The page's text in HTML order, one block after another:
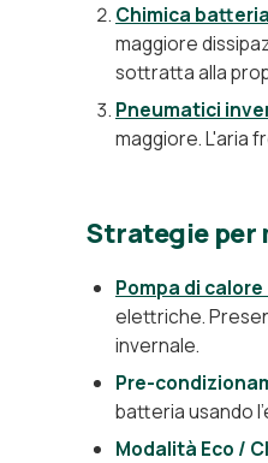
Chimica batteria
maggiore
sottratta alla
Pneumatici
maggiore. L'aria
Strategie per
Pompa di calore
elettriche.
invernale.
Pre-
batteria usando
Modalità Eco /